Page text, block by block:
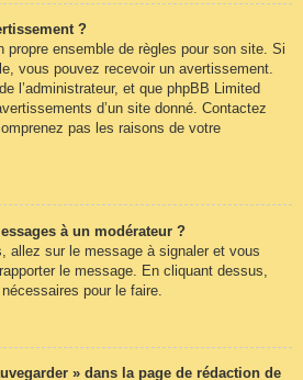
?
propre ensemble de règles pour son site. Si
vous pouvez recevoir un avertissement.
l’administrateur, et que phpBB Limited
d’un site donné. Contactez
pas les raisons de votre
à un modérateur ?
allez sur le message à signaler et vous
le message. En cliquant dessus,
pour le faire.
» dans la page de rédaction de